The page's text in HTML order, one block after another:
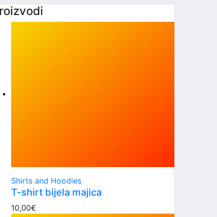
Shirts and Hoodies
T-shirt bijela majica
10,00€